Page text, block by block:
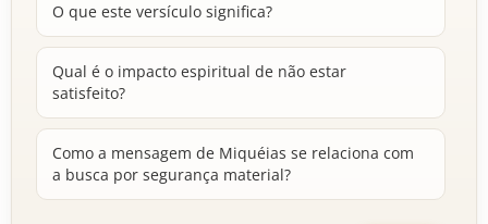
O que este versículo significa?
Qual é o impacto espiritual de não estar
satisfeito?
Como a mensagem de Miquéias se relaciona com
a busca por segurança material?